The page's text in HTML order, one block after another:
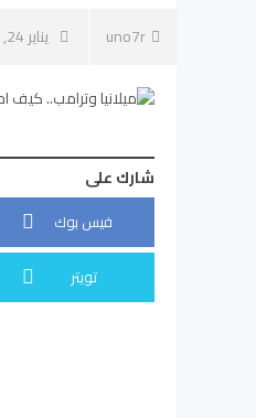
uno7r يناير 24, 2026
شارك على
فيس بوك
تويتر